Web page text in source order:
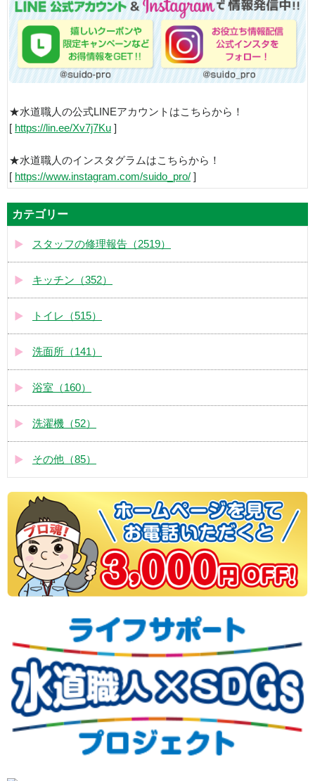
★水道職人の公式LINEアカウントはこちらから！
[ https://lin.ee/Xv7j7Ku ]
★水道職人のインスタグラムはこちらから！
[ https://www.instagram.com/suido_pro/ ]
カテゴリー
スタッフの修理報告（2519）
キッチン（352）
トイレ（515）
洗面所（141）
浴室（160）
洗濯機（52）
その他（85）